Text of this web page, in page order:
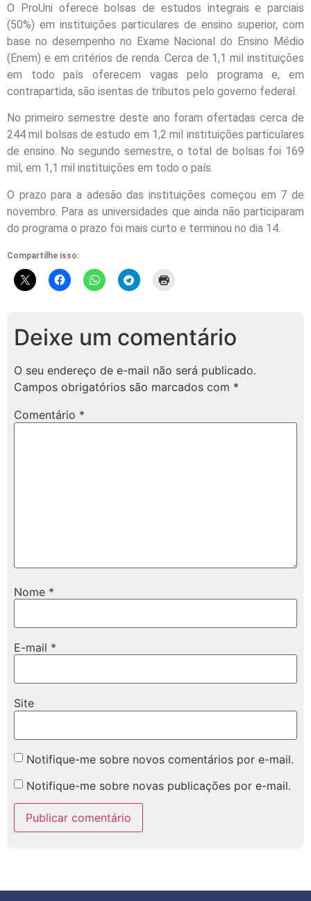
O ProUni oferece bolsas de estudos integrais e parciais
(50%) em instituições particulares de ensino superior, com
base no desempenho no Exame Nacional do Ensino Médio
(Enem) e em critérios de renda. Cerca de 1,1 mil instituições
em todo país oferecem vagas pelo programa e, em
contrapartida, são isentas de tributos pelo governo federal.
No primeiro semestre deste ano foram ofertadas cerca de
244 mil bolsas de estudo em 1,2 mil instituições particulares
de ensino. No segundo semestre, o total de bolsas foi 169
mil, em 1,1 mil instituições em todo o país.
O prazo para a adesão das instituições começou em 7 de
novembro. Para as universidades que ainda não participaram
do programa o prazo foi mais curto e terminou no dia 14.
Compartilhe isso:
Deixe um comentário
O seu endereço de e-mail não será publicado.
Campos obrigatórios são marcados com *
Comentário *
Nome *
E-mail *
Site
Notifique-me sobre novos comentários por e-mail.
Notifique-me sobre novas publicações por e-mail.